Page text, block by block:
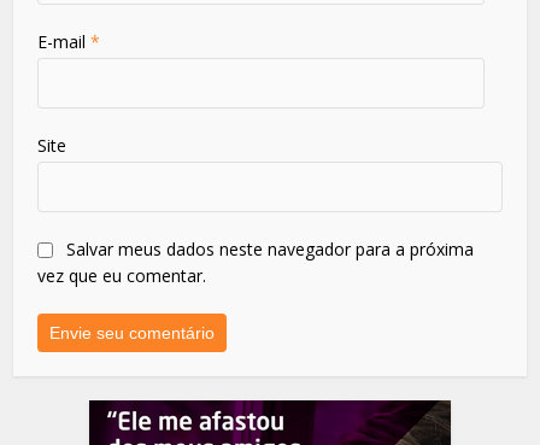
E-mail*
Site
Salvar meus dados neste navegador para a próxima
vez que eu comentar.